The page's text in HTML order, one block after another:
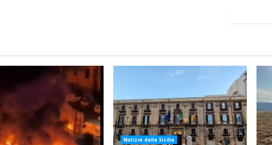
Notizie dalla Sicilia